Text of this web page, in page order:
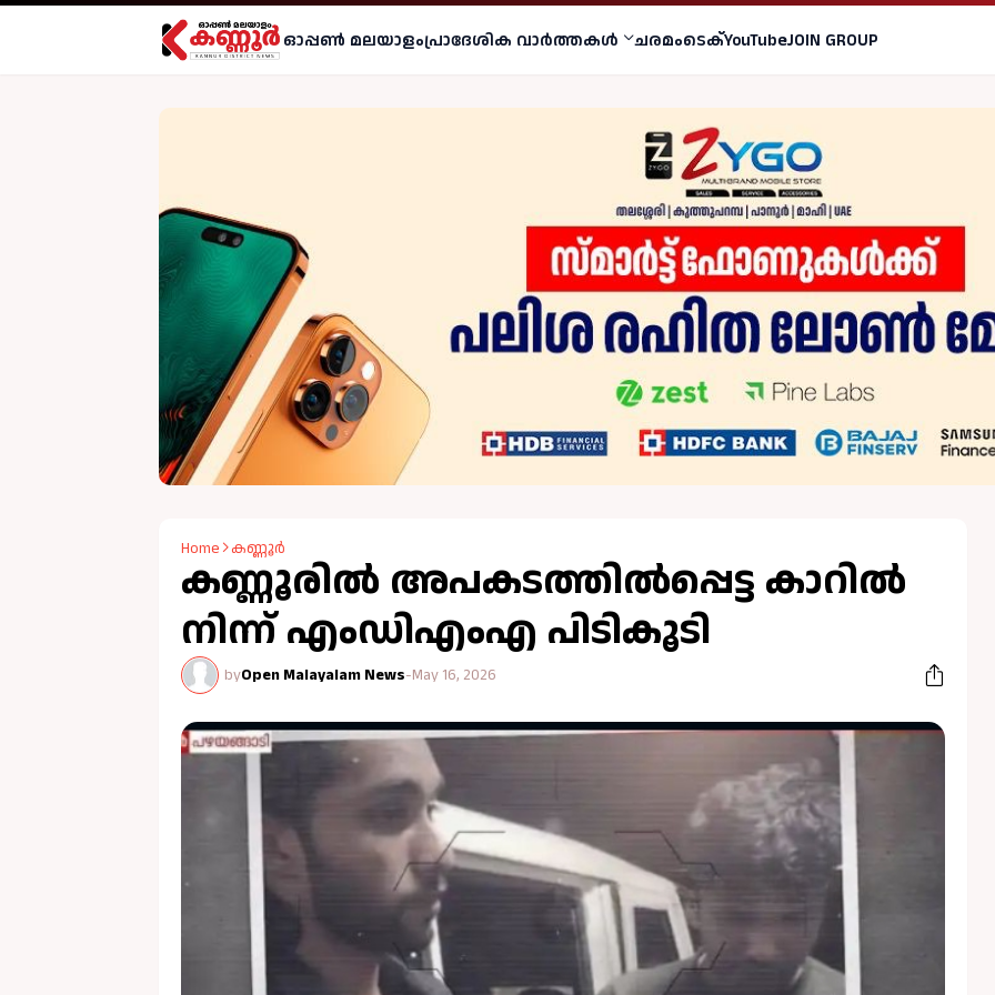
ഓപ്പണ്‍ മലയാളംപ്രാദേശിക വാര്‍ത്തകള്‍ ചരമംടെക്YouTubeJOIN GROUP
Home കണ്ണൂർ
കണ്ണൂരില്‍ അപകടത്തില്‍പ്പെട്ട കാറില്‍
നിന്ന് എംഡിഎംഎ പിടികൂടി
byOpen Malayalam News-May 16, 2026